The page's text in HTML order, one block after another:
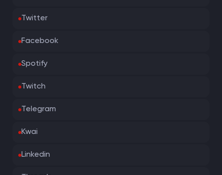
Twitter
Facebook
Spotify
Twitch
Telegram
Kwai
Linkedin